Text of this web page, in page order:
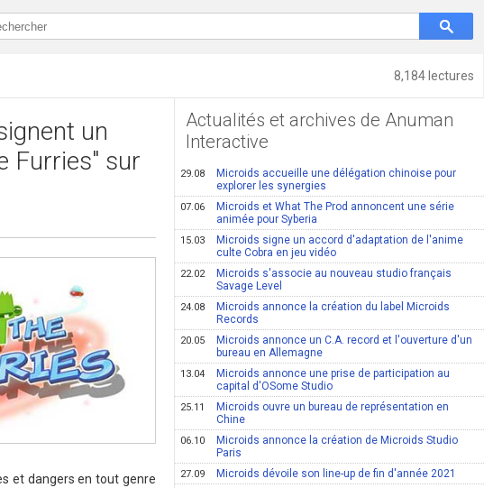
8,184 lectures
un
Furries" sur
et dangers en tout genre
Actualités et archives de Anuman
Interactive
29.08
Microids accueille une délégation chinoise pour
explorer les synergies
07.06
Microids et What The Prod annoncent une série
animée pour Syberia
15.03
Microids signe un accord d'adaptation de l'anime
culte Cobra en jeu vidéo
22.02
Microids s'associe au nouveau studio français
Savage Level
24.08
Microids annonce la création du label Microids
Records
20.05
Microids annonce un C.A. record et l'ouverture d'un
bureau en Allemagne
13.04
Microids annonce une prise de participation au
capital d'OSome Studio
25.11
Microids ouvre un bureau de représentation en
Chine
06.10
Microids annonce la création de Microids Studio
Paris
27.09 Microids dévoile son line-up de fin d'année 2021